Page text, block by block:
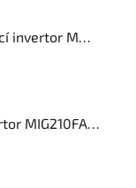
PANTERMAX® Pulzní svářecí invertor MMA200pulse® (MMA/TIG)
PANTERMAX® Svářecí invertor MIG210FALCO® 3 LCD SET1 (MIG/MMA/TIG)